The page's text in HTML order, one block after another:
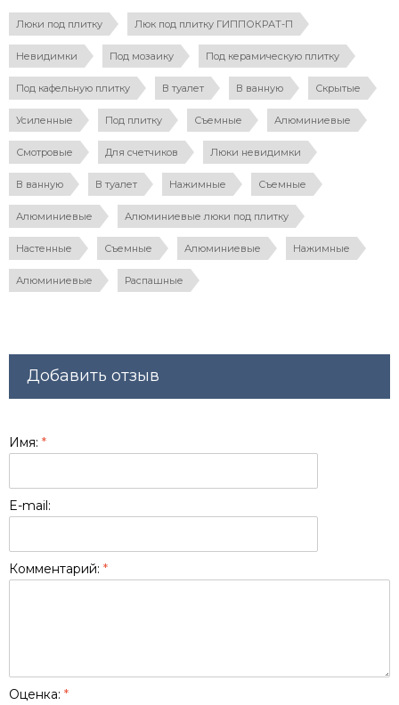
Люки под плитку Люк под плитку ГИППОКРАТ-П
Невидимки Под мозаику Под керамическую плитку
Под кафельную плитку В туалет В ванную Скрытые
Усиленные Под плитку Съемные Алюминиевые
Смотровые Для счетчиков Люки невидимки
В ванную В туалет Нажимные Съемные
Алюминиевые Алюминиевые люки под плитку
Настенные Съемные Алюминиевые Нажимные
Алюминиевые Распашные
Добавить отзыв
Имя: *
E-mail:
Комментарий: *
Оценка: *